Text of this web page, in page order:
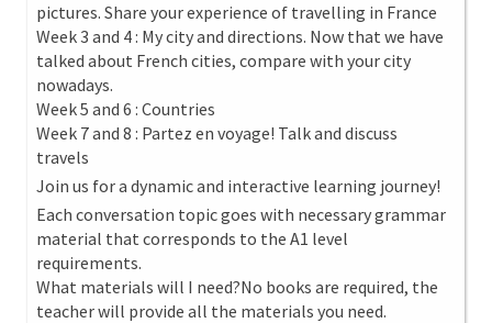
pictures. Share your experience of travelling in France
Week 3 and 4 : My city and directions. Now that we have
talked about French cities, compare with your city
nowadays.
Week 5 and 6 : Countries
Week 7 and 8 : Partez en voyage! Talk and discuss
travels
Join us for a dynamic and interactive learning journey!
Each conversation topic goes with necessary grammar
material that corresponds to the A1 level
requirements.
What materials will I need?No books are required, the
teacher will provide all the materials you need.